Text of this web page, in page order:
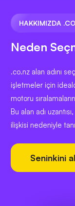
HAKKIMIZDA
Neden
.co.nz alan adını
işletmeler için
motoru
Bu alan adı
ilişkisi nedeniyle
Seninkini al